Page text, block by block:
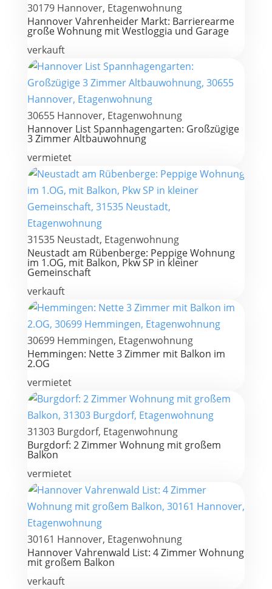
30179 Hannover, Etagenwohnung
Hannover Vahrenheider Markt: Barrierearme
große Wohnung mit Westloggia und Garage
verkauft
30655 Hannover, Etagenwohnung
Hannover List Spannhagengarten: Großzügige
3 Zimmer Altbauwohnung
vermietet
31535 Neustadt, Etagenwohnung
Neustadt am Rübenberge: Peppige Wohnung
im 1.OG, mit Balkon, Pkw SP in kleiner
Gemeinschaft
verkauft
30699 Hemmingen, Etagenwohnung
Hemmingen: Nette 3 Zimmer mit Balkon im
2.OG
vermietet
31303 Burgdorf, Etagenwohnung
Burgdorf: 2 Zimmer Wohnung mit großem
Balkon
vermietet
30161 Hannover, Etagenwohnung
Hannover Vahrenwald List: 4 Zimmer Wohnung
mit großem Balkon
verkauft